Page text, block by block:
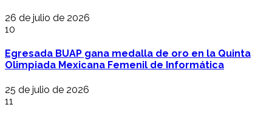
26 de julio de 2026
10
Egresada BUAP gana medalla de oro en la Quinta
Olimpiada Mexicana Femenil de Informática
25 de julio de 2026
11